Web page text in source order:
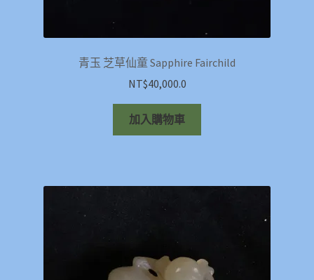
青玉 芝草仙童 Sapphire Fairchild
NT$40,000.0
加入購物車